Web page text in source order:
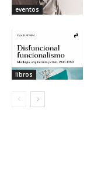
eventos
libros